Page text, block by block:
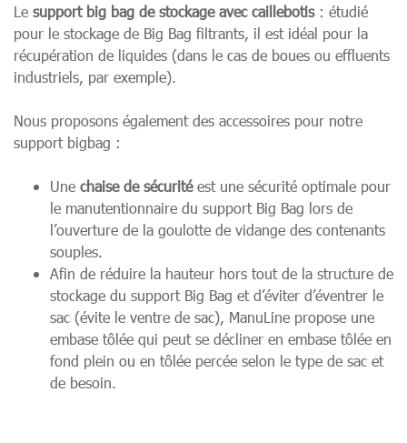
Le support big bag de stockage avec caillebotis : étudié
pour le stockage de Big Bag filtrants, il est idéal pour la
récupération de liquides (dans le cas de boues ou effluents
industriels, par exemple).
Nous proposons également des accessoires pour notre
support bigbag :
Une chaise de sécuritéest une sécurité optimale pour
le manutentionnaire du support Big Bag lors de
l’ouverture de la goulotte de vidange des contenants
souples.
Afin de réduire la hauteur hors tout de la structure de
stockage du support Big Bag et d’éviter d’éventrer le
sac (évite le ventre de sac), ManuLine propose une
embase tôlée qui peut se décliner en embase tôlée en
fond plein ou en tôlée percée selon le type de sac et
de besoin.